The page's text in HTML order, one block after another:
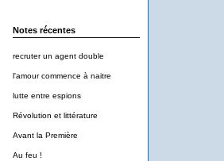
Notes récentes
recruter un agent double
l'amour commence à naitre
lutte entre espions
Révolution et littérature
Avant la Première
Au feu !